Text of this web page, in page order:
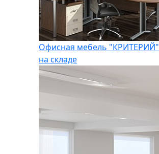
Офисная мебель "КРИТЕРИЙ"
на складе